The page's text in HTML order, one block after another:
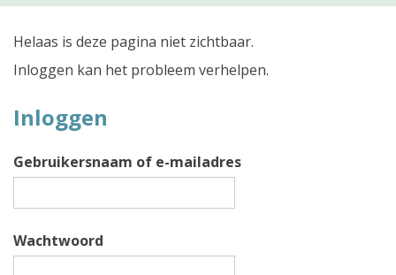
Helaas is deze pagina niet zichtbaar.
Inloggen kan het probleem verhelpen.
Inloggen
Gebruikersnaam of e-mailadres
Wachtwoord